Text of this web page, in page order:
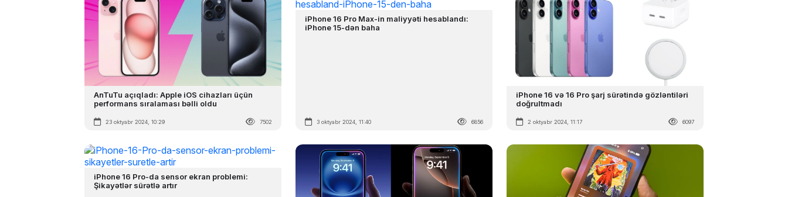
AnTuTu açıqladı: Apple iOS cihazları üçün
performans sıralaması bəlli oldu
23 oktyabr 2024, 10:29 7502
iPhone 16 Pro Max-in maliyyəti hesablandı:
iPhone 15-dən baha
3 oktyabr 2024, 11:40 6856
iPhone 16 və 16 Pro şarj sürətində gözləntiləri
doğrultmadı
2 oktyabr 2024, 11:17 6097
iPhone 16 Pro-da sensor ekran problemi:
Şikayətlər sürətlə artır